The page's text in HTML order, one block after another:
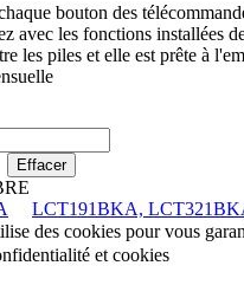
bouton des
avec les fonctions installées
les piles et elle est prête à
LCT191BKA,
des cookies pour vous
et cookies